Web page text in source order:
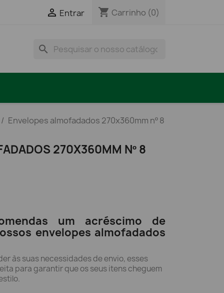
 Entrar shopping_cart Carrinho (0)
search
Envelopes almofadados 270x360mm nº 8
270X360MM Nº 8
um acréscimo de
envelopes almofadados
às suas necessidades de envio, esses
para garantir que os seus itens cheguem